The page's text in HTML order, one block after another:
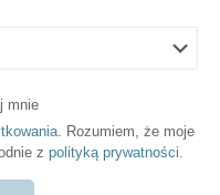
mnie
. Rozumiem, że moje
z polityką prywatności